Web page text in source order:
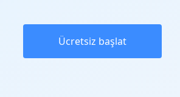
Ücretsiz başlat